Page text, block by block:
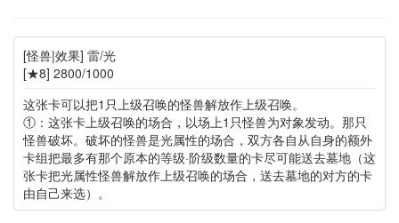
[怪兽|效果] 雷/光
[★8] 2800/1000
这张卡可以把1只上级召唤的怪兽解放作上级召唤。
①：这张卡上级召唤的场合，以场上1只怪兽为对象发动。那只
怪兽破坏。破坏的怪兽是光属性的场合，双方各自从自身的额外
卡组把最多有那个原本的等级·阶级数量的卡尽可能送去墓地（这
张卡把光属性怪兽解放作上级召唤的场合，送去墓地的对方的卡
由自己来选）。